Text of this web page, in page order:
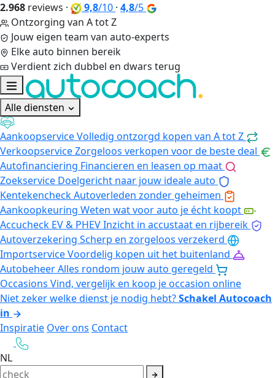
2.968 reviews · 9,8/10 · 4,8/5
Ontzorging van A tot Z
Jouw eigen team van auto-experts
Elke auto binnen bereik
Verdient zich dubbel en dwars terug
Alle diensten
AankoopserviceVolledig ontzorgd kopen van A tot Z
VerkoopserviceZorgeloos verkopen voor de beste deal
Autofinanciering Financieren en leasen op maat
Zoekservice Doelgericht naar jouw ideale auto
KentekencheckAutoverleden zonder geheimen
Aankoopkeuring Weten wat voor auto je écht koopt
Accucheck EV & PHEVInzicht in accustaat en rijbereik
Autoverzekering Scherp en zorgeloos verzekerd
ImportserviceVoordelig kopen uit het buitenland
AutobeheerAlles rondom jouw auto geregeld
Occasions Vind, vergelijk en koop je occasion online
Niet zeker welke dienst je nodig hebt?Schakel Autocoach
in
Inspiratie Over ons Contact
NL